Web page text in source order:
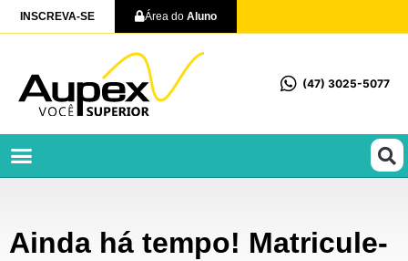
INSCREVA-SE Área do Aluno
(47) 3025-5077
Ainda há tempo! Matricule-